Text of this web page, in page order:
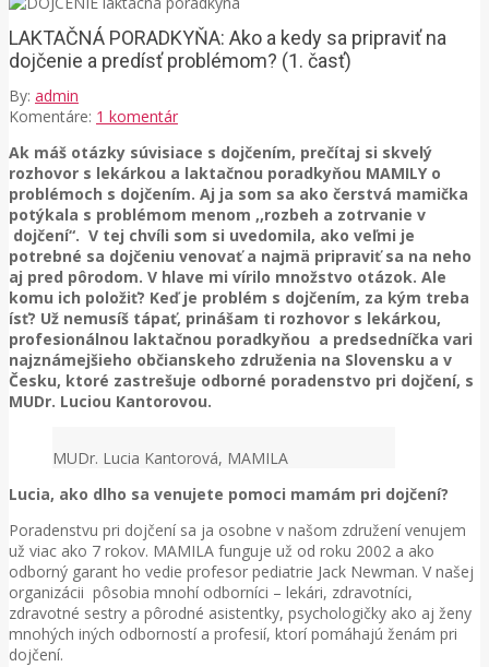
LAKTAČNÁ PORADKYŇA: Ako a kedy sa pripraviť na
dojčenie a predísť problémom? (1. časť)
By: admin
Komentáre: 1 komentár
Ak máš otázky súvisiace s dojčením, prečítaj si skvelý
rozhovor s lekárkou a laktačnou poradkyňou MAMILY o
problémoch s dojčením. Aj ja som sa ako čerstvá mamička
potýkala s problémom menom ,,rozbeh a zotrvanie v
dojčení“. V tej chvíli som si uvedomila, ako veľmi je
potrebné sa dojčeniu venovať a najmä pripraviť sa na neho
aj pred pôrodom. V hlave mi vírilo množstvo otázok. Ale
komu ich položiť? Keď je problém s dojčením, za kým treba
ísť? Už nemusíš tápať, prinášam ti rozhovor s lekárkou,
profesionálnou laktačnou poradkyňou a predsedníčka vari
najznámejšieho občianskeho združenia na Slovensku a v
Česku, ktoré zastrešuje odborné poradenstvo pri dojčení, s
MUDr. Luciou Kantorovou.
MUDr. Lucia Kantorová, MAMILA
Lucia, ako dlho sa venujete pomoci mamám pri dojčení?
Poradenstvu pri dojčení sa ja osobne v našom združení venujem
už viac ako 7 rokov. MAMILA funguje už od roku 2002 a ako
odborný garant ho vedie profesor pediatrie Jack Newman. V našej
organizácii pôsobia mnohí odborníci – lekári, zdravotníci,
zdravotné sestry a pôrodné asistentky, psychologičky ako aj ženy
mnohých iných odborností a profesií, ktorí pomáhajú ženám pri
dojčení.